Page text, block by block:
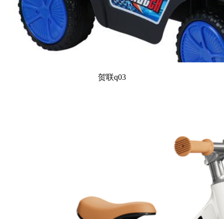
贺联q03